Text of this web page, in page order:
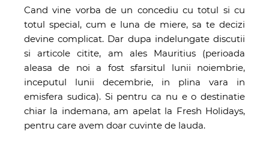
Cand vine vorba de un concediu cu totul si cu
totul special, cum e luna de miere, sa te decizi
devine complicat. Dar dupa indelungate discutii
si articole citite, am ales Mauritius (perioada
aleasa de noi a fost sfarsitul lunii noiembrie,
inceputul lunii decembrie, in plina vara in
emisfera sudica). Si pentru ca nu e o destinatie
chiar la indemana, am apelat la Fresh Holidays,
pentru care avem doar cuvinte de lauda.